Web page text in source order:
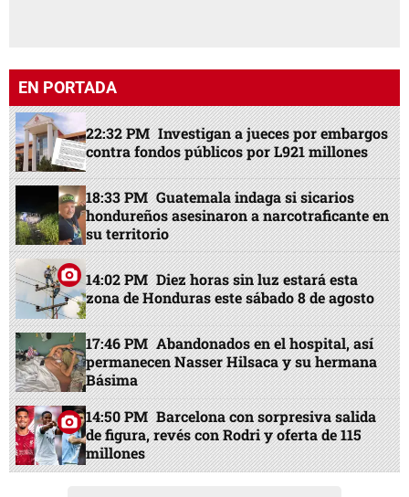
EN PORTADA
22:32 PM Investigan a jueces por embargos
contra fondos públicos por L921 millones
18:33 PM Guatemala indaga si sicarios
hondureños asesinaron a narcotraficante en
su territorio
14:02 PM Diez horas sin luz estará esta
zona de Honduras este sábado 8 de agosto
17:46 PM Abandonados en el hospital, así
permanecen Nasser Hilsaca y su hermana
Básima
14:50 PM Barcelona con sorpresiva salida
de figura, revés con Rodri y oferta de 115
millones